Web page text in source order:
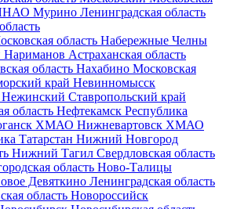
Мурино Ленинградская область
область Набережные Челны
Нариманов Астраханская область
область Нахабино Московская
край Невинномысск
Нежинский Ставропольский край
область Нефтекамск Республика
ХМАО Нижневартовск ХМАО
Татарстан Нижний Новгород
Нижний Тагил Свердловская область
область Ново-Талицы
Девяткино Ленинградская область
область Новороссийск